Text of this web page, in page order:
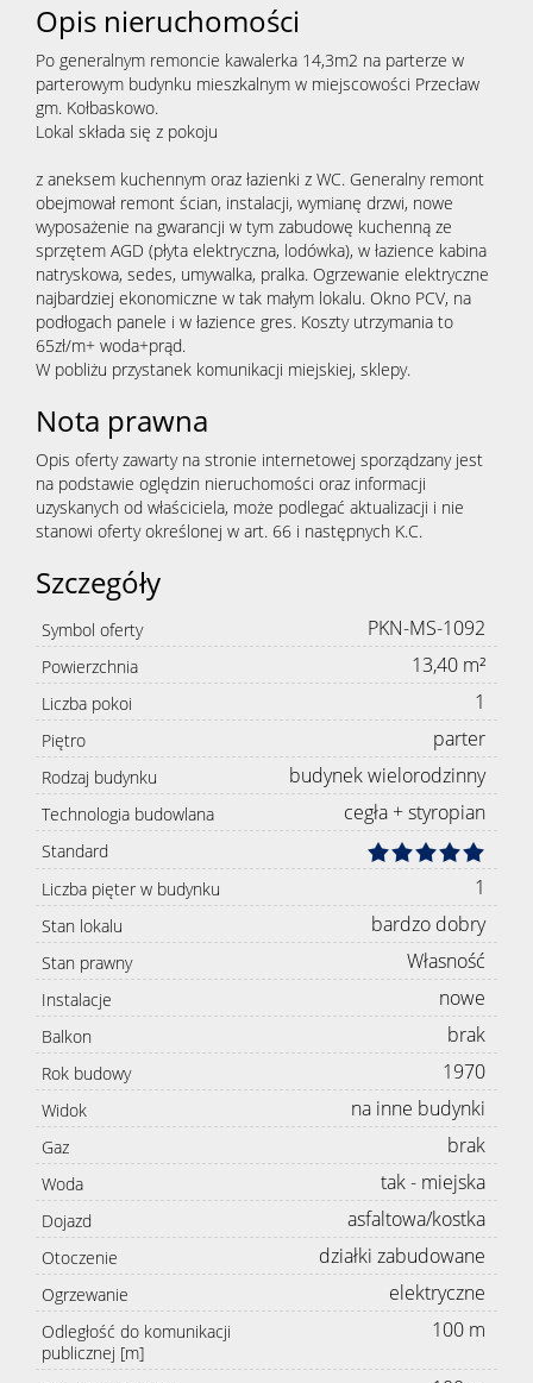
Opis nieruchomości
Po generalnym remoncie kawalerka 14,3m2 na parterze w
parterowym budynku mieszkalnym w miejscowości Przecław
gm. Kołbaskowo.
Lokal składa się z pokoju
z aneksem kuchennym oraz łazienki z WC. Generalny remont
obejmował remont ścian, instalacji, wymianę drzwi, nowe
wyposażenie na gwarancji w tym zabudowę kuchenną ze
sprzętem AGD (płyta elektryczna, lodówka), w łazience kabina
natryskowa, sedes, umywalka, pralka. Ogrzewanie elektryczne
najbardziej ekonomiczne w tak małym lokalu. Okno PCV, na
podłogach panele i w łazience gres. Koszty utrzymania to
65zł/m+ woda+prąd.
W pobliżu przystanek komunikacji miejskiej, sklepy.
Nota prawna
Opis oferty zawarty na stronie internetowej sporządzany jest
na podstawie oględzin nieruchomości oraz informacji
uzyskanych od właściciela, może podlegać aktualizacji i nie
stanowi oferty określonej w art. 66 i następnych K.C.
Szczegóły
Symbol oferty PKN-MS-1092
Powierzchnia 13,40 m²
Liczba pokoi 1
Piętro parter
Rodzaj budynku budynek wielorodzinny
Technologia budowlana cegła + styropian
Standard
Liczba pięter w budynku
1
Stan lokalu bardzo dobry
Stan prawny Własność
Instalacje nowe
Balkon brak
Rok budowy 1970
Widok na inne budynki
Gaz brak
Woda tak - miejska
Dojazd asfaltowa/kostka
Otoczenie działki zabudowane
Ogrzewanie elektryczne
Odległość do komunikacji
publicznej [m]
100 m